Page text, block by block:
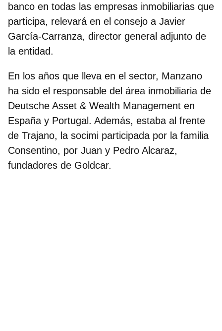
banco en todas las empresas inmobiliarias que
participa, relevará en el consejo a Javier
García-Carranza, director general adjunto de
la entidad.
En los años que lleva en el sector, Manzano
ha sido el responsable del área inmobiliaria de
Deutsche Asset & Wealth Management en
España y Portugal. Además, estaba al frente
de Trajano, la socimi participada por la familia
Consentino, por Juan y Pedro Alcaraz,
fundadores de Goldcar.